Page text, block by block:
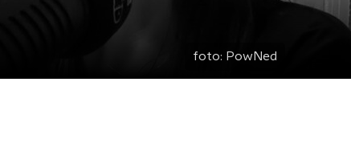
foto: PowNed